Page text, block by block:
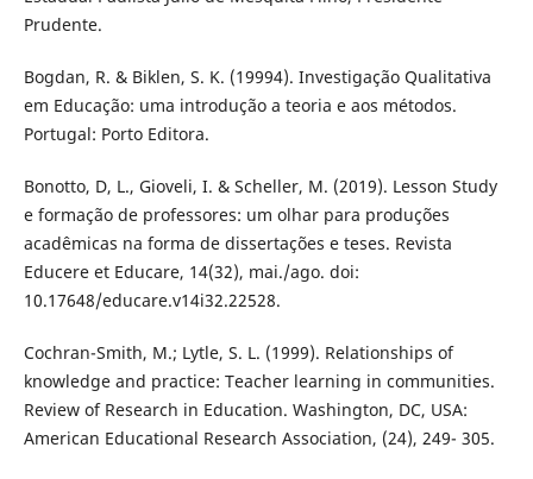
Prudente.
Bogdan, R. & Biklen, S. K. (19994). Investigação Qualitativa
em Educação: uma introdução a teoria e aos métodos.
Portugal: Porto Editora.
Bonotto, D, L., Gioveli, I. & Scheller, M. (2019). Lesson Study
e formação de professores: um olhar para produções
acadêmicas na forma de dissertações e teses. Revista
Educere et Educare, 14(32), mai./ago. doi:
10.17648/educare.v14i32.22528.
Cochran-Smith, M.; Lytle, S. L. (1999). Relationships of
knowledge and practice: Teacher learning in communities.
Review of Research in Education. Washington, DC, USA:
American Educational Research Association, (24), 249- 305.